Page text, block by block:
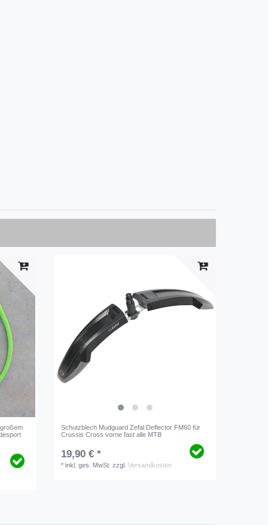
Schutzblech Mudguard Zefal Deflector FM60 für
Crussis Cross vorne fast alle MTB
19,90 € *
*inkl. ges. MwSt. zzgl.Versandkosten